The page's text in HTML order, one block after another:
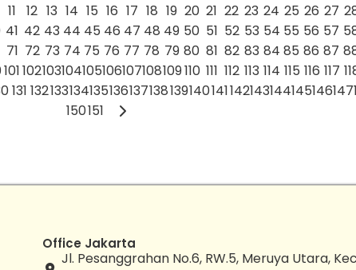
11 12 13 14 15 16 17 18 19 20 21 22 23 24 25 26 27
41 42 43 44 45 46 47 48 49 50 51 52 53 54 55 56 57
71 72 73 74 75 76 77 78 79 80 81 82 83 84 85 86 87
101102103104105106107108109110 111 112 113 114 115 116 117
131 132133134135136137138139140141142143144145146147
150151
Office Jakarta
Jl. Pesanggrahan No.6, RW.5, Meruya Utara,